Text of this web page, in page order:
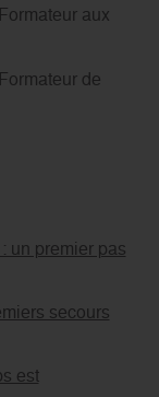
aux
de
un premier pas
secours
est